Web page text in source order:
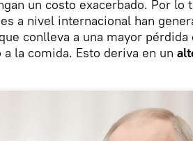
un costo exacerbado. Por lo
a nivel internacional han
conlleva a una mayor
a la comida. Esto deriva en un